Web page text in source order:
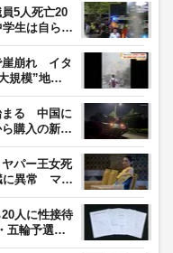
5人死亡20
生は自ら銃
か
崖崩れ イタ
規模”地
まる 中国に
購入の新型
パー王女死
に異常 マイ
人に性接待
輪予選担